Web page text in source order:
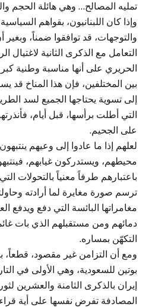
تمليه المصالح… وهي هائلة الحجم
وإذا كان اللبنانيون، بقواهم
والتوجهات، قد توافقوا ضمناً،
التعامل مع الذكرى الثانية لاغتيال
الحريري على أنها مناسبة وطنية
بين المختلفين، فإن هذا المناخ قد
إلى تسوية يحتاجها الجميع لسد
التي أطلت برأسها، قبل أيام،
على الجحيم.
لعلهم إذا ما عادوا إلى وعيهم
محيطهم، ويستدركون غيابهم،
باعتبارهم طرفاً معنياً بالتحولات
ترسم صورة مغايرة لما أرادته
مغامراتها البائسة التي دفع ويدفع
دمائهم ومن مستقبلهم الذي بات
التكهّن بمساره.
ومع أن التزامن غير مقصود، قطعاً،
بوتين للسعودية، وهي الأولى في
إيران بالذكرى الثامنة والعشرين
المصادفة تفرض نفسها على أية